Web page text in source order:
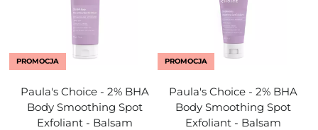
PROMOCJA
Paula's Choice - 2% BHA
Body Smoothing Spot
Exfoliant - Balsam
PROMOCJA
Paula's Choice - 2% BHA
Body Smoothing Spot
Exfoliant - Balsam